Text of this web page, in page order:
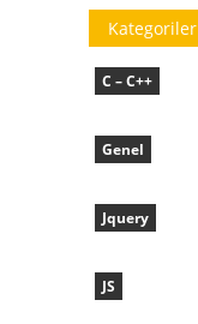
Kategoriler
C – C++
Genel
Jquery
JS